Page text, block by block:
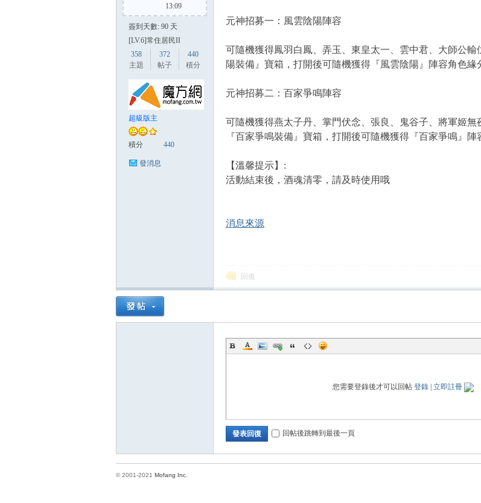
方
13:09
簽到天數: 90 天
[LV.6]常住居民II
358
主題
372
帖子
440
積分
超級版主
積分 440
發消息
元神招募一：風雲陰陽陣容
可隨機獲得鳳羽白鳳、弄玉、東皇太一、雲中君、大師公
陽裝備』寶箱，打開後可隨機獲得『風雲陰陽』陣容角色緣
元神招募二：百家爭鳴陣容
可隨機獲得燕太子丹、掌門伏念、張良、鬼谷子、將軍姬
『百家爭鳴裝備』寶箱，打開後可隨機獲得『百家爭鳴』陣
【溫馨提示】:
活動結束後，酒魂清零，請及時使用哦
消息來源
回復
您需要登錄後才可以回帖 登錄| 立即註冊
發表回復 回帖後跳轉到最後一頁
© 2001-2021 Mofang Inc.